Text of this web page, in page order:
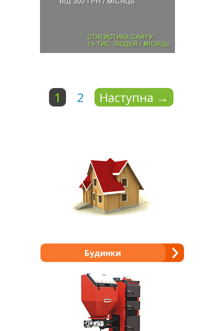
1 2 Наступна →
Будинки